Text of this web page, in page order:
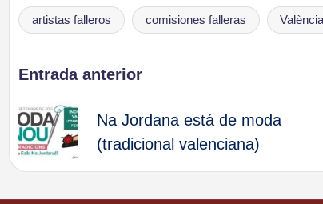
Etiquetas:
artistas falleros comisiones falleras
Navegación
de
entradas
Entrada anterior
Na Jordana está de moda
(tradicional valenciana)